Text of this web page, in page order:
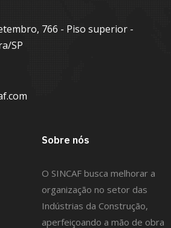
766 - Piso superior -
SP
Sobre nós
O SINCAF busca melhorar a
organização no setor das
Indústrias da Construção,
aperfeiçoando a mão de obra